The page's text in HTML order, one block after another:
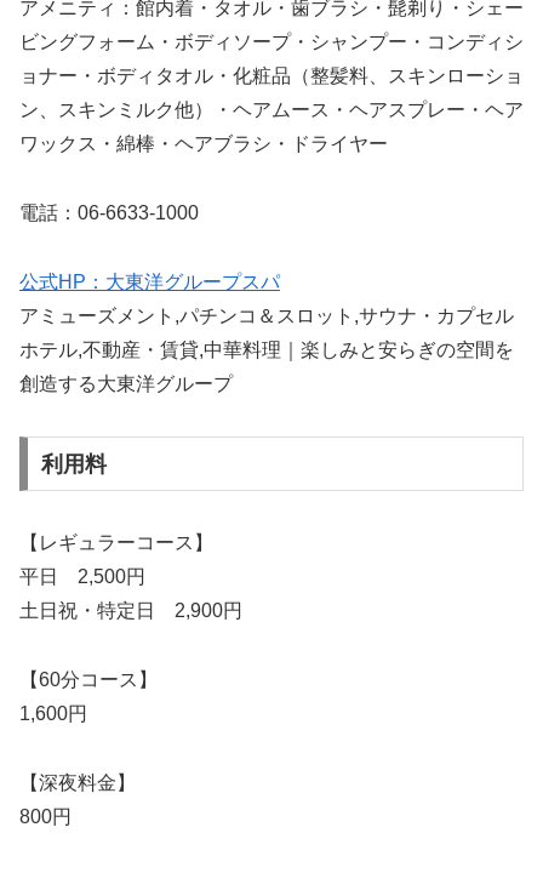
アメニティ：館内着・タオル・歯ブラシ・髭剃り・シェー
ビングフォーム・ボディソープ・シャンプー・コンディシ
ョナー・ボディタオル・化粧品（整髪料、スキンローショ
ン、スキンミルク他）・ヘアムース・ヘアスプレー・ヘア
ワックス・綿棒・ヘアブラシ・ドライヤー
電話：06-6633-1000
公式HP：大東洋グループスパ
アミューズメント,パチンコ＆スロット,サウナ・カプセル
ホテル,不動産・賃貸,中華料理｜楽しみと安らぎの空間を
創造する大東洋グループ
利用料
【レギュラーコース】
平日 2,500円
土日祝・特定日 2,900円
【60分コース】
1,600円
【深夜料金】
800円